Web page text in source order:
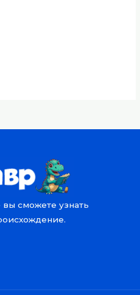
сможете узнать